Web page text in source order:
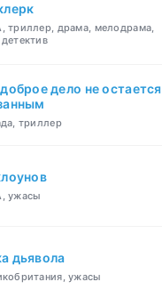
триллер, драма, мелодрама,
дело не остается
триллер
ужасы
дьявола
ужасы